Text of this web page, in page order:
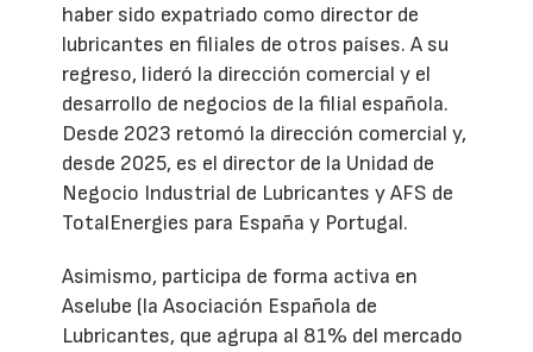
haber sido expatriado como director de
lubricantes en filiales de otros países. A su
regreso, lideró la dirección comercial y el
desarrollo de negocios de la filial española.
Desde 2023 retomó la dirección comercial y,
desde 2025, es el director de la Unidad de
Negocio Industrial de Lubricantes y AFS de
TotalEnergies para España y Portugal.
Asimismo, participa de forma activa en
Aselube (la Asociación Española de
Lubricantes, que agrupa al 81% del mercado